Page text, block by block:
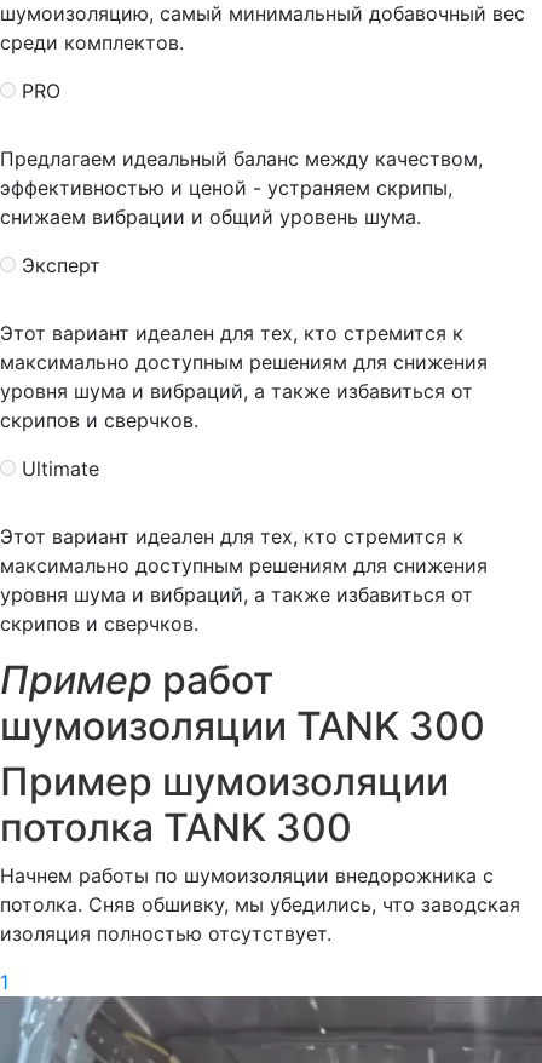
шумоизоляцию, самый минимальный добавочный вес
среди комплектов.
PRO
Предлагаем идеальный баланс между качеством,
эффективностью и ценой - устраняем скрипы,
снижаем вибрации и общий уровень шума.
Эксперт
Этот вариант идеален для тех, кто стремится к
максимально доступным решениям для снижения
уровня шума и вибраций, а также избавиться от
скрипов и сверчков.
Ultimate
Этот вариант идеален для тех, кто стремится к
максимально доступным решениям для снижения
уровня шума и вибраций, а также избавиться от
скрипов и сверчков.
Пример работ
шумоизоляции TANK 300
Пример шумоизоляции
потолка TANK 300
Начнем работы по шумоизоляции внедорожника с
потолка. Сняв обшивку, мы убедились, что заводская
изоляция полностью отсутствует.
1